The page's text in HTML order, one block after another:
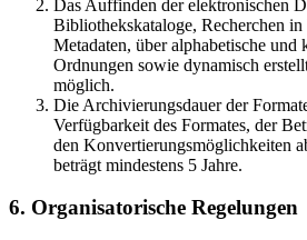
Das Auffinden der elektronischen
Bibliothekskataloge, Recherchen
Metadaten, über alphabetische und
Ordnungen sowie dynamisch
möglich.
Die Archivierungsdauer der
Verfügbarkeit des Formates, der
den Konvertierungsmöglichkeiten
beträgt mindestens 5 Jahre.
6. Organisatorische Regelungen